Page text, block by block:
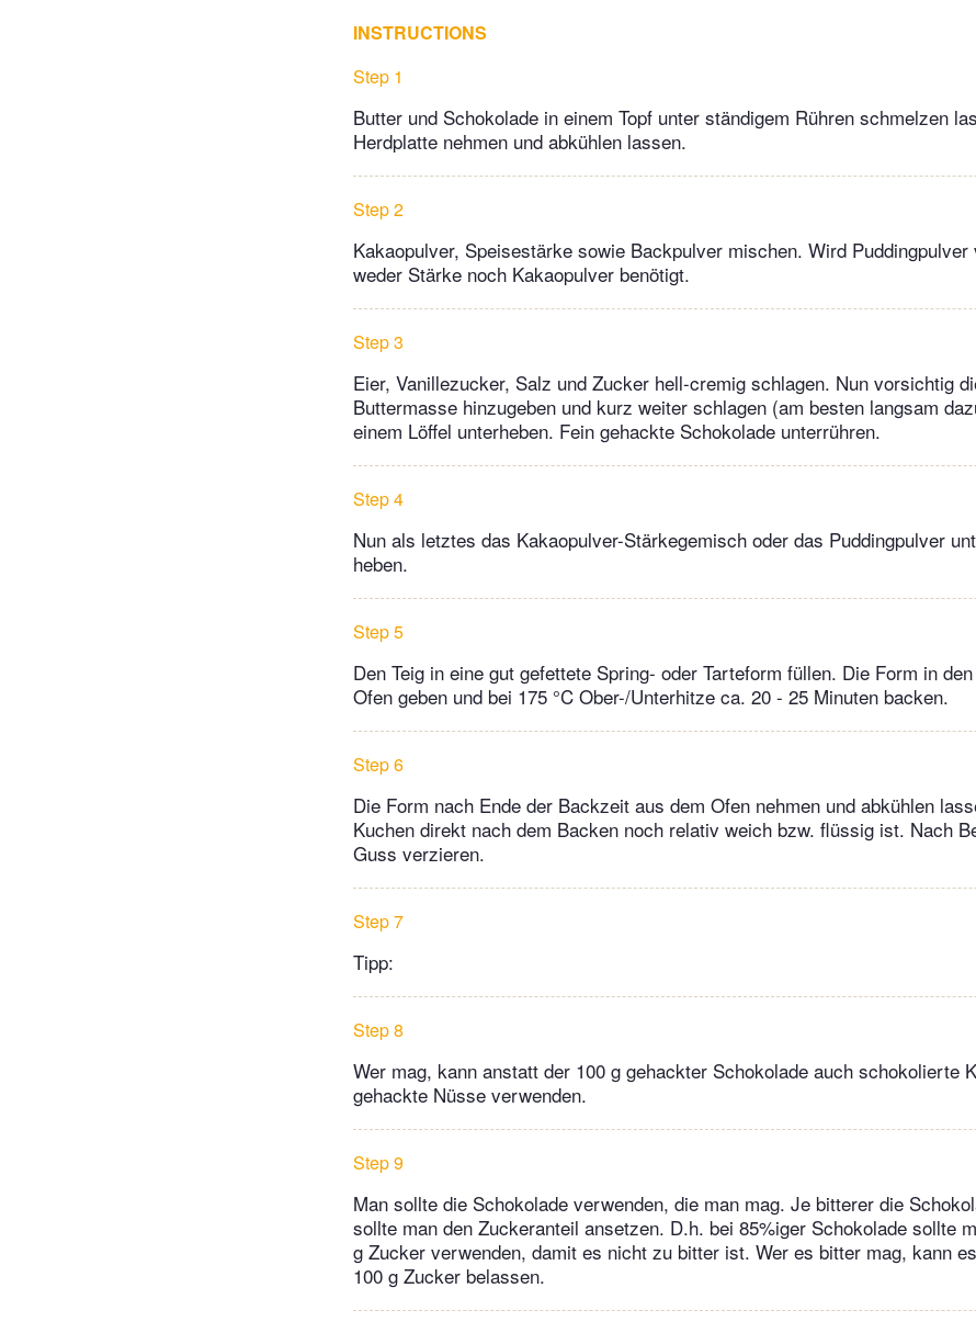
INSTRUCTIONS
Step 1
Butter und Schokolade in einem Topf unter ständigem Rühren schmelzen
Herdplatte nehmen und abkühlen lassen.
Step 2
Kakaopulver, Speisestärke sowie Backpulver mischen. Wird
weder Stärke noch Kakaopulver benötigt.
Step 3
Eier, Vanillezucker, Salz und Zucker hell-cremig schlagen. Nun vorsichtig
Buttermasse hinzugeben und kurz weiter schlagen (am besten langsam
einem Löffel unterheben. Fein gehackte Schokolade unterrühren.
Step 4
Nun als letztes das Kakaopulver-Stärkegemisch oder das Puddingpulver
heben.
Step 5
Den Teig in eine gut gefettete Spring- oder Tarteform füllen. Die Form in
Ofen geben und bei 175 °C Ober-/Unterhitze ca. 20 - 25 Minuten backen.
Step 6
Die Form nach Ende der Backzeit aus dem Ofen nehmen und abkühlen
Kuchen direkt nach dem Backen noch relativ weich bzw. flüssig ist. Nach
Guss verzieren.
Step 7
Tipp:
Step 8
Wer mag, kann anstatt der 100 g gehackter Schokolade auch schokolierte
gehackte Nüsse verwenden.
Step 9
Man sollte die Schokolade verwenden, die man mag. Je bitterer die
sollte man den Zuckeranteil ansetzen. D.h. bei 85%iger Schokolade sollte
g Zucker verwenden, damit es nicht zu bitter ist. Wer es bitter mag, kann
100 g Zucker belassen.